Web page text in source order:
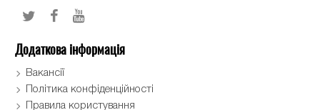
Додаткова інформація
Вакансії
Політика конфіденційності
Правила користування